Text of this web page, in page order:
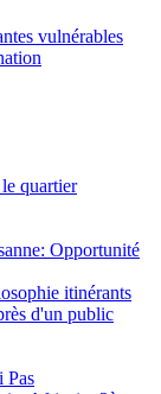
vulnérables
quartier
Opportunité
itinérants
d'un public
Pas